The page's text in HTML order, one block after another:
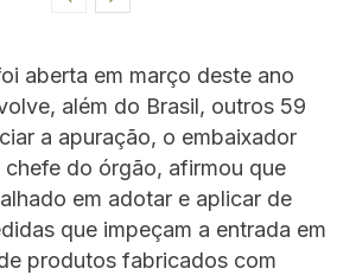
aberta em março deste ano
além do Brasil, outros 59
a apuração, o embaixador
chefe do órgão, afirmou que
em adotar e aplicar de
que impeçam a entrada em
produtos fabricados com